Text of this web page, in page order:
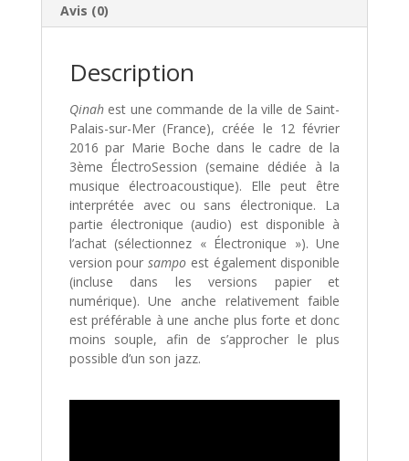
Avis (0)
Description
Qinahest une commande de la ville de Saint-
Palais-sur-Mer (France), créée le 12 février
2016 par Marie Boche dans le cadre de la
3ème ÉlectroSession (semaine dédiée à la
musique électroacoustique). Elle peut être
interprétée avec ou sans électronique. La
partie électronique (audio) est disponible à
l’achat (sélectionnez « Électronique »). Une
version poursampo est également disponible
(incluse dans les versions papier et
numérique). Une anche relativement faible
est préférable à une anche plus forte et donc
moins souple, afin de s’approcher le plus
possible d’un son jazz.